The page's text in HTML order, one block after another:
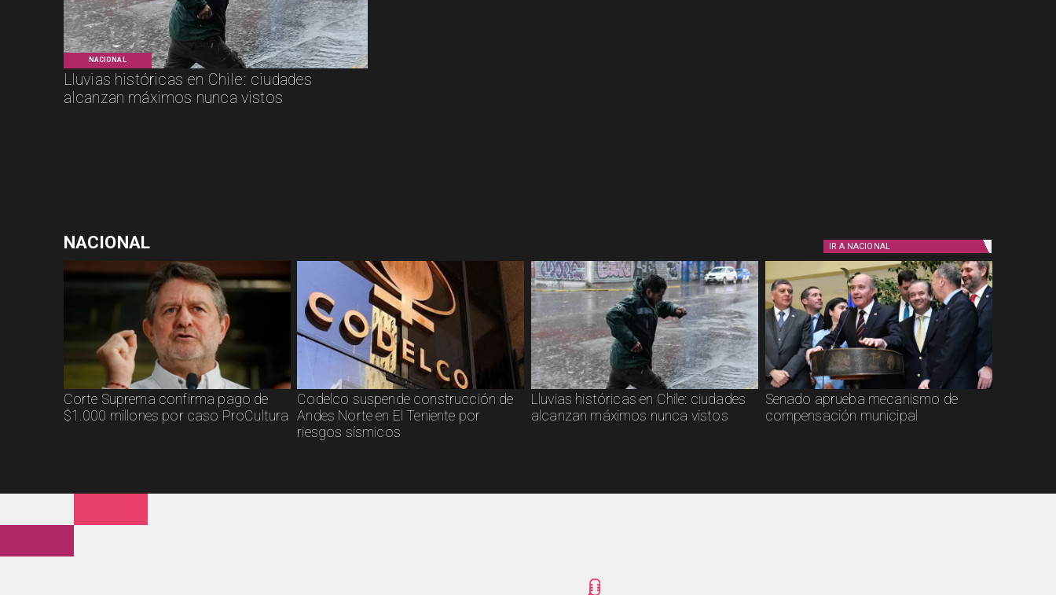
NACIONAL
Lluvias históricas en Chile: ciudades
alcanzan máximos nunca vistos
NACIONAL IR A NACIONAL
Corte Suprema confirma pago de
$1.000 millones por caso ProCultura
Codelco suspende construcción de
Andes Norte en El Teniente por
riesgos sísmicos
Lluvias históricas en Chile: ciudades
alcanzan máximos nunca vistos
Senado aprueba mecanismo de
compensación municipal